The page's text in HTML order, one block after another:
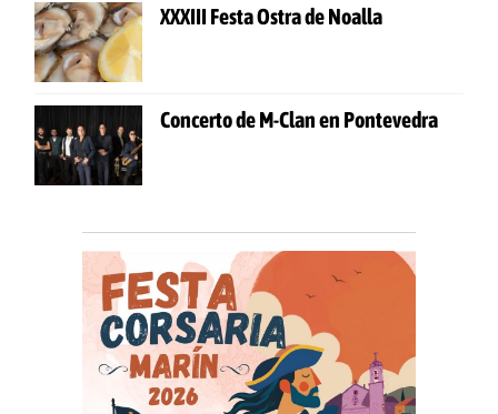
XXXIII Festa Ostra de Noalla
Concerto de M-Clan en Pontevedra